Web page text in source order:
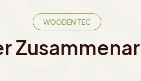
WOODEN TEC